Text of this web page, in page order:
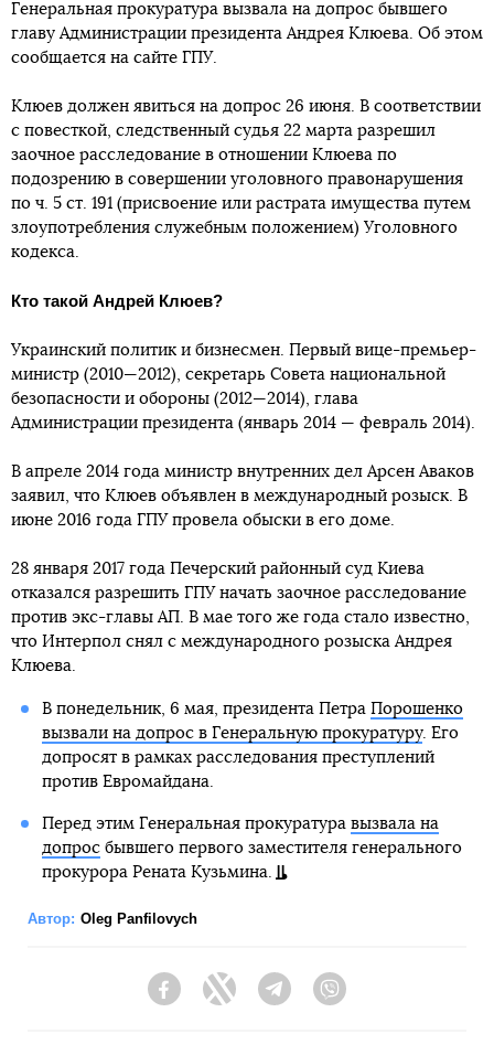
Генеральная прокуратура вызвала на допрос бывшего
главу Администрации президента Андрея Клюева. Об этом
сообщается на сайте ГПУ.
Клюев должен явиться на допрос 26 июня. В соответствии
с повесткой, следственный судья 22 марта разрешил
заочное расследование в отношении Клюева по
подозрению в совершении уголовного правонарушения
по ч. 5 ст. 191 (присвоение или растрата имущества путем
злоупотребления служебным положением) Уголовного
кодекса.
Кто такой Андрей Клюев?
Украинский политик и бизнесмен. Первый вице-премьер-
министр (2010—2012), секретарь Совета национальной
безопасности и обороны (2012—2014), глава
Администрации президента (январь 2014 — февраль 2014).
В апреле 2014 года министр внутренних дел Арсен Аваков
заявил, что Клюев объявлен в международный розыск. В
июне 2016 года ГПУ провела обыски в его доме.
28 января 2017 года Печерский районный суд Киева
отказался разрешить ГПУ начать заочное расследование
против экс-главы АП. В мае того же года стало известно,
что Интерпол снял с международного розыска Андрея
Клюева.
В понедельник, 6 мая, президента Петра Порошенко
вызвали на допрос в Генеральную прокуратуру. Его
допросят в рамках расследования преступлений
против Евромайдана.
Перед этим Генеральная прокуратура вызвала на
допросбывшего первого заместителя генерального
прокурора Рената Кузьмина.
Автор: Oleg Panfilovych
FacebookTwitter Telegram